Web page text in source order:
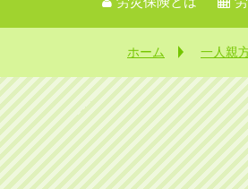
ホーム 一人親